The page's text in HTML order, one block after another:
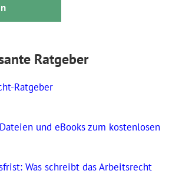
Ratgeber
Ratgeber
und eBooks zum kostenlosen
Was schreibt das Arbeitsrecht